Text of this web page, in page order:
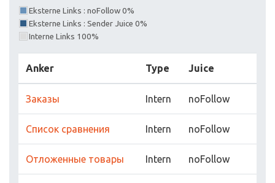
Eksterne Links : noFollow 0%
Eksterne Links : Sender Juice 0%
Interne Links 100%
Anker Type Juice
Заказы Intern noFollow
Список сравнения Intern noFollow
Отложенные товары Intern noFollow